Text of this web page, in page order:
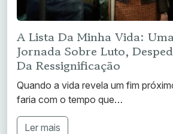
A Lista Da Minha Vida:
Jornada Sobre Luto,
Da Ressignificação
Quando a vida revela um fim
faria com o tempo que…
Ler mais